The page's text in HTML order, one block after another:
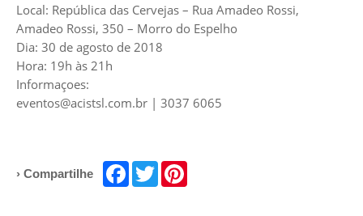
Local: República das Cervejas – Rua Amadeo Rossi,
Amadeo Rossi, 350 – Morro do Espelho
Dia: 30 de agosto de 2018
Hora: 19h às 21h
Informaçoes:
eventos@acistsl.com.br | 3037 6065
› Compartilhe Facebook
Twitter